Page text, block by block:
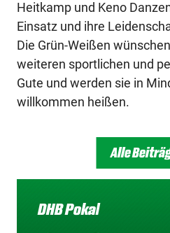
Heitkamp und Keno
Einsatz und ihre
Die Grün-Weißen
weiteren sportlichen und
Gute und werden sie in
willkommen heißen.
Alle
DHB Pokal